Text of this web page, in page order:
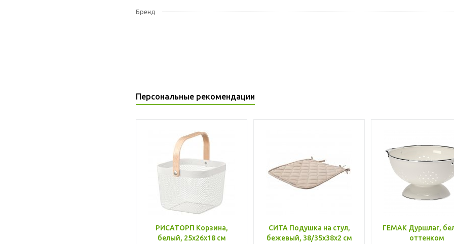
Бренд
Персональные рекомендации
РИСАТОРП Корзина,
белый, 25x26x18 см
СИТА Подушка на стул,
бежевый, 38/35x38x2 см
ГЕМАК Дуршлаг,
оттенком